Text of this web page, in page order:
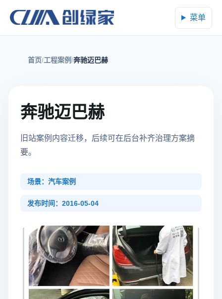
菜单
首页 工程案例 奔驰迈巴赫
奔驰迈巴赫
旧站案例内容迁移，后续可在后台补齐治理方案摘
要。
场景：汽车案例
发布时间：2016-05-04